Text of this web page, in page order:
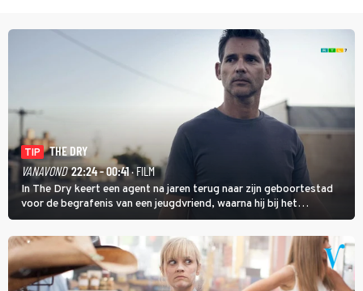
TIP
THE DRY
VANAVOND 22:24 - 00:41· FILM
In The Dry keert een agent na jaren terug naar zijn geboortestad
voor de begrafenis van een jeugdvriend, waarna hij bij het
onderzoeken van diens dood een verband begint te vermoeden
met een oude zaak.